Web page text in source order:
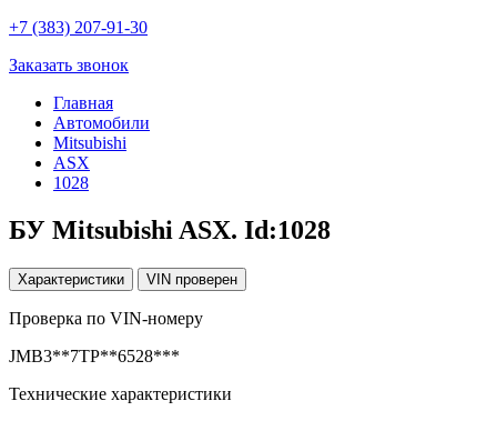
+7 (383) 207-91-30
Заказать звонок
Главная
Автомобили
Mitsubishi
ASX
1028
БУ Mitsubishi ASX. Id:1028
Характеристики VIN проверен
Проверка по VIN-номеру
JMB3**7TP**6528***
Технические характеристики